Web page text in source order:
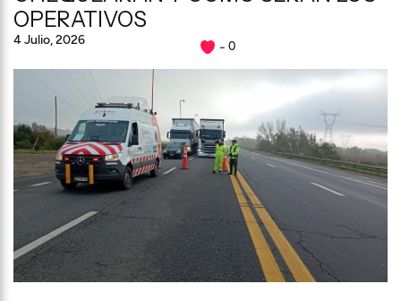
OPERATIVOS
4 Julio, 2026 0